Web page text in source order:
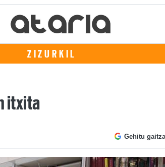
ZIZURKIL
itxita
Gehitu